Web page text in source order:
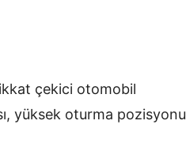
çekici otomobil
yüksek oturma pozisyonu